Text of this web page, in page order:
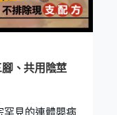
單子你就直接拿
聯絡我取消，你
沒到位，沒毛
，對方便稱：
圾，幹不了可
、共用陰莖
罕見的連體嬰病